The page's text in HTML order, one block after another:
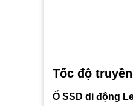
Tốc độ
Ổ SSD di động